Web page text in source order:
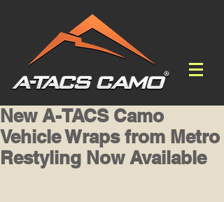
New A-TACS Camo
Vehicle Wraps from Metro
Restyling Now Available